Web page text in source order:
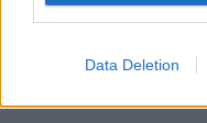
Data Deletion